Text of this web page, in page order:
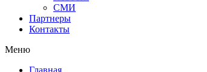
СМИ
Партнеры
Контакты
Меню
Главная